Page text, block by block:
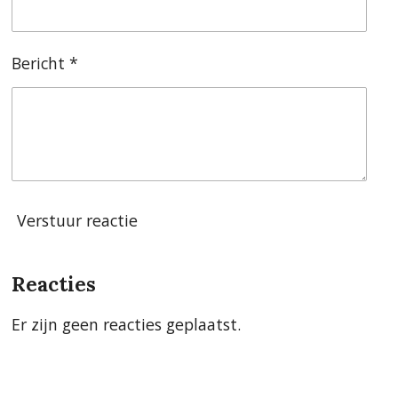
Bericht *
Verstuur reactie
Reacties
Er zijn geen reacties geplaatst.